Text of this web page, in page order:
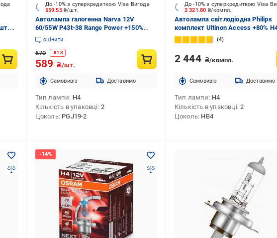
559.55₴/шт.
До -10% з суперкредиткою Visa Вигода
Автолампа галогенна Narva 12V
60/55W P43t-38 Range Power +150%
(480692100) H4 55 Вт 2 шт. (NV 48072)
оцінити
670 -81 ₴
589 ₴/шт.
Cамовивіз Доставимо
Тип лампи H4
Кількість в упаковці 2
Цоколь PGJ19-2
2 321.80 ₴/компл.
До -10% з суперкредиткою Visa
Автолампа світлодіодна Philips
комплект Ultinon Access +80%
Вт 2 шт.(PS 11342U2500CX)
4
2 444 ₴/компл.
Cамовивіз Доставимо
Тип лампи H4
Кількість в упаковці 2
Цоколь HB4